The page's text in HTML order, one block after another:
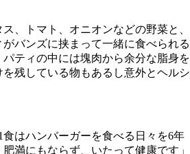
ス、トマト、オニオンなどの野菜と、
バンズに挟まって一緒に食べられる
ティの中には塊肉から余分な脂身を
残している物もあるし意外とヘルシ
はハンバーガーを食べる日々を6年
満にもならず、いたって健康です」